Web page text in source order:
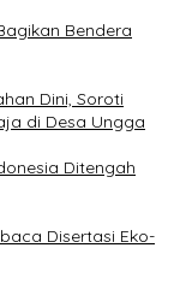
Bendera
Dini, Soroti
di Desa Ungga
Ditengah
Disertasi Eko-